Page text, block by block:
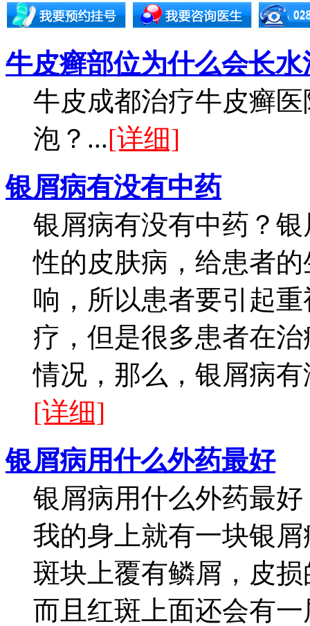
牛皮癣部位为什么会长水
牛皮成都治疗牛皮癣
泡？...[详细]
银屑病有没有中药
银屑病有没有中药？
性的皮肤病，给患者
响，所以患者要引起
疗，但是很多患者在
情况，那么，银屑病
[详细]
银屑病用什么外药最好
银屑病用什么外药最
我的身上就有一块银
斑块上覆有鳞屑，皮
而且红斑上面还会有